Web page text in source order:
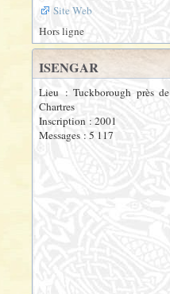
Site Web
Hors ligne
ISENGAR
Lieu : Tuckborough près de
Chartres
Inscription : 2001
Messages : 5 117